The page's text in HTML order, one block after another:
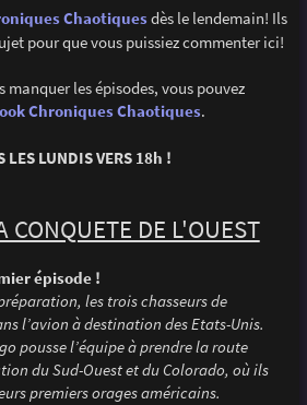
Chaotiquesdès le lendemain! Ils
pour que vous puissiez commenter ici!
manquer les épisodes, vous pouvez
Chroniques Chaotiques.
LES LUNDIS VERS 18h !
CONQUETE DE L'OUEST
épisode !
les trois chasseurs de
l’avion à destination des Etats-Unis.
pousse l’équipe à prendre la route
du Sud-Ouest et du Colorado, où ils
premiers orages américains.